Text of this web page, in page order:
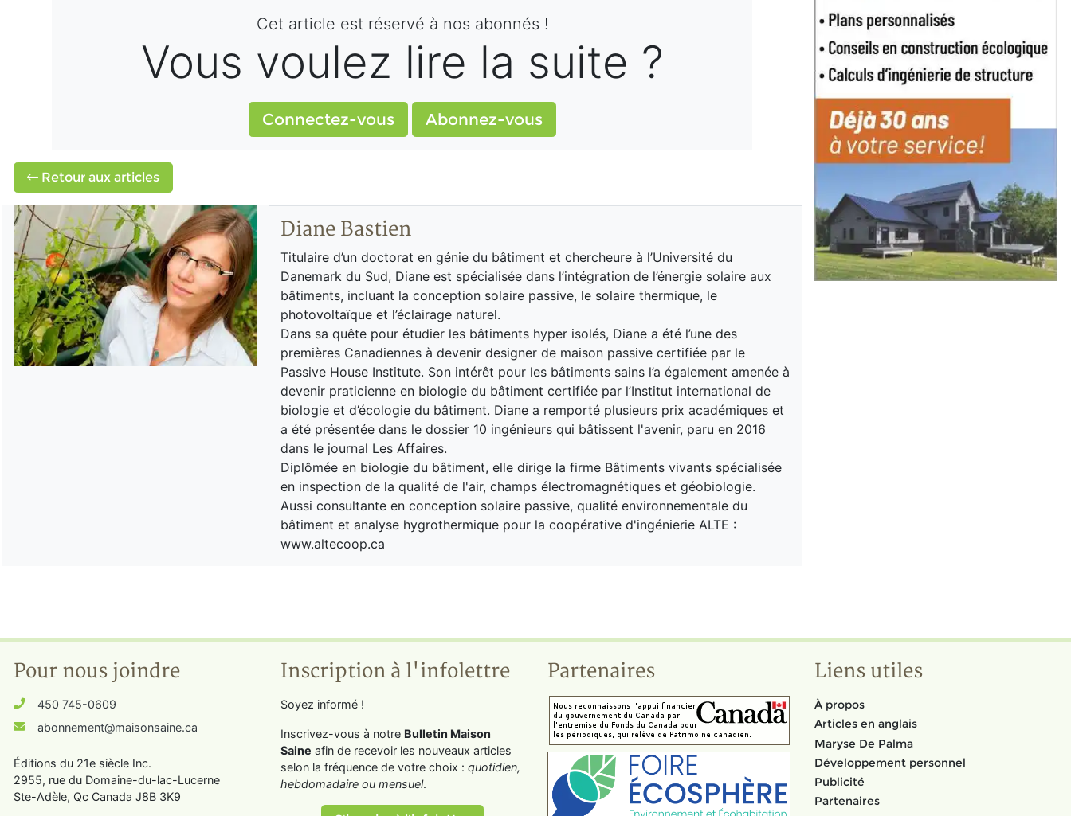
Cet article est réservé à nos abonnés !
Vous voulez lire la suite ?
Connectez-vous Abonnez-vous
Retour aux articles
Diane Bastien
Titulaire d’un doctorat en génie du bâtiment et chercheure à l’Université du
Danemark du Sud, Diane est spécialisée dans l’intégration de l’énergie solaire aux
bâtiments, incluant la conception solaire passive, le solaire thermique, le
photovoltaïque et l’éclairage naturel.
Dans sa quête pour étudier les bâtiments hyper isolés, Diane a été l’une des
premières Canadiennes à devenir designer de maison passive certifiée par le
Passive House Institute. Son intérêt pour les bâtiments sains l’a également amenée à
devenir praticienne en biologie du bâtiment certifiée par l’Institut international de
biologie et d’écologie du bâtiment. Diane a remporté plusieurs prix académiques et
a été présentée dans le dossier 10 ingénieurs qui bâtissent l'avenir, paru en 2016
dans le journal Les Affaires.
Diplômée en biologie du bâtiment, elle dirige la firme Bâtiments vivants spécialisée
en inspection de la qualité de l'air, champs électromagnétiques et géobiologie.
Aussi consultante en conception solaire passive, qualité environnementale du
bâtiment et analyse hygrothermique pour la coopérative d'ingénierie ALTE :
www.altecoop.ca
Pour nous joindre
450 745-0609
abonnement@maisonsaine.ca
Éditions du 21e siècle Inc.
2955, rue du Domaine-du-lac-Lucerne
Ste-Adèle, Qc Canada J8B 3K9
Inscription à l'infolettre
Soyez informé !
Inscrivez-vous à notre Bulletin Maison
Saine afin de recevoir les nouveaux articles
selon la fréquence de votre choix : quotidien,
hebdomadaire ou mensuel.
Partenaires Liens utiles
À propos
Articles en anglais
Maryse De Palma
Développement personnel
Publicité
Partenaires